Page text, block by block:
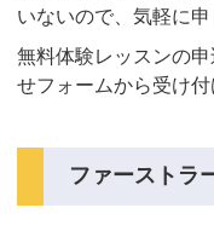
いないので、気軽に
無料体験レッスンの
せフォームから受け付
ファーストラ